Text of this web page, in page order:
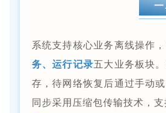
系统支持核心业务离线操作
务、运行记录五大业务板块
存，待网络恢复后通过手动
同步采用压缩包传输技术，